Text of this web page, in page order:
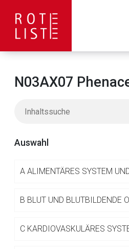
N03AX07
Auswahl
A ALIMENTÄRES SYSTEM
B BLUT UND BLUTBILDENDE
C KARDIOVASKULÄRES